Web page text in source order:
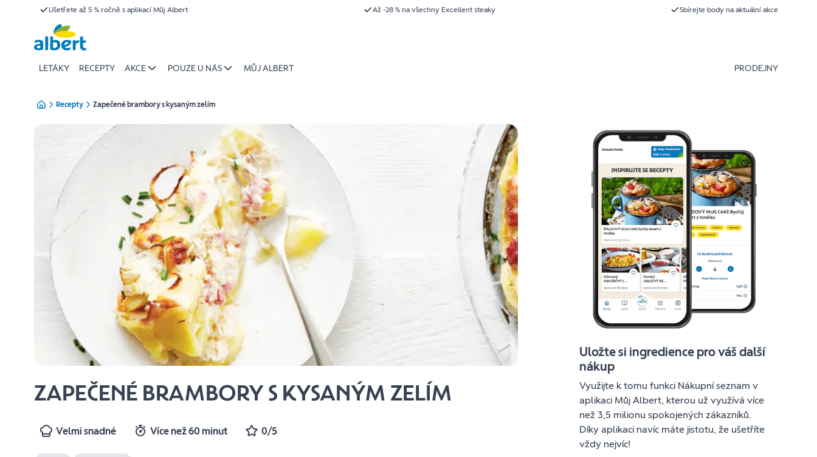
Ušetřete až 5 % ročně s aplikací Můj Albert Až -28 % na všechny Excellent steaky Sbírejte body na aktuální akce
LETÁKY RECEPTY AKCE POUZE U NÁS MŮJ ALBERT PRODEJNY
Recepty Zapečené brambory s kysaným zelím
ZAPEČENÉ BRAMBORY S KYSANÝM ZELÍM
Velmi snadné Více než 60 minut 0/5
Uložte si ingredience pro váš další
nákup
Využijte k tomu funkci Nákupní seznam v
aplikaci Můj Albert, kterou už využívá více
než 3,5 milionu spokojených zákazníků.
Díky aplikaci navíc máte jistotu, že ušetříte
vždy nejvíc!